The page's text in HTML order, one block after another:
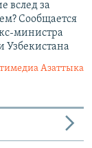
вслед за
Сообщается
министра
Узбекистана
Азаттыка